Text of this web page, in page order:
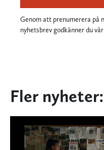
Genom att prenumerera på
nyhetsbrev godkänner du vår
Fler nyheter: